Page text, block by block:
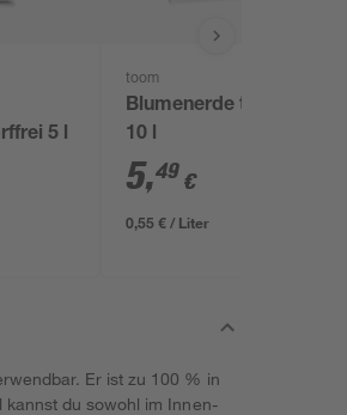
5 l
toom
Blumenerde torffrei
10 l
5,49 €
0,55 € / Liter
Er ist zu 100 % in
du sowohl im Innen-